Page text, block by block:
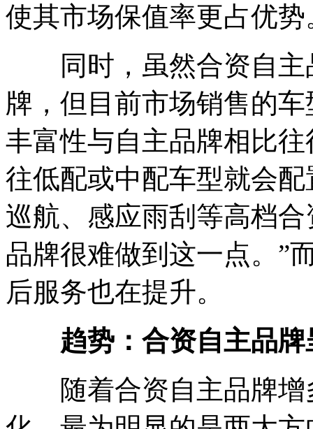
使其市场保值率更占优势
同时，虽然合资自主
牌，但目前市场销售的
丰富性与自主品牌相比
往低配或中配车型就会
巡航、感应雨刮等高档
品牌很难做到这一点。”
后服务也在提升。
趋势：合资自主品
随着合资自主品牌增